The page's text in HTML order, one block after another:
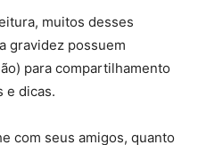
muitos desses
gravidez possuem
para compartilhamento
e dicas.
com seus amigos, quanto